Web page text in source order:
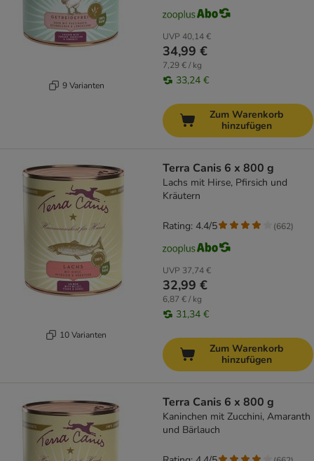
9 Varianten
UVP 40,14 €
34,99 €
7,29 € / kg
33,24 €
Zum Warenkorb
hinzufügen
10 Varianten
Terra Canis 6 x 800 g
Lachs mit Hirse, Pfirsich und
Kräutern
UVP 37,74 €
32,99 €
6,87 € / kg
31,34 €
Rating: 4.4/5 (662)
Zum Warenkorb
hinzufügen
Terra Canis 6 x 800 g
Kaninchen mit Zucchini, Amaranth
und Bärlauch